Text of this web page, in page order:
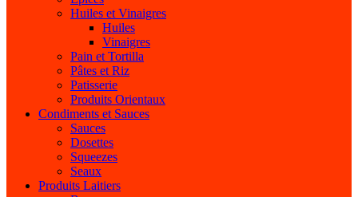
Huiles et Vinaigres
Huiles
Vinaigres
Pain et Tortilla
Pâtes et Riz
Patisserie
Produits Orientaux
Condiments et Sauces
Sauces
Dosettes
Squeezes
Seaux
Produits Laitiers